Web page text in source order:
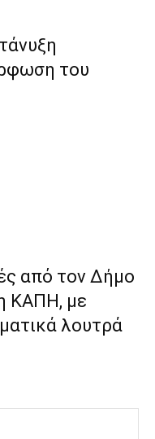
του
από τον Δήμο
ΚΑΠΗ, με
λουτρά